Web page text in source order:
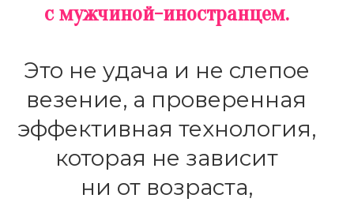
с мужчиной-иностранцем.
Это не удача и не слепое
везение, а проверенная
эффективная технология,
которая не зависит
ни от возраста,